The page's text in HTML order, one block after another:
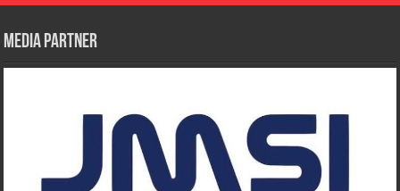
Media Partner